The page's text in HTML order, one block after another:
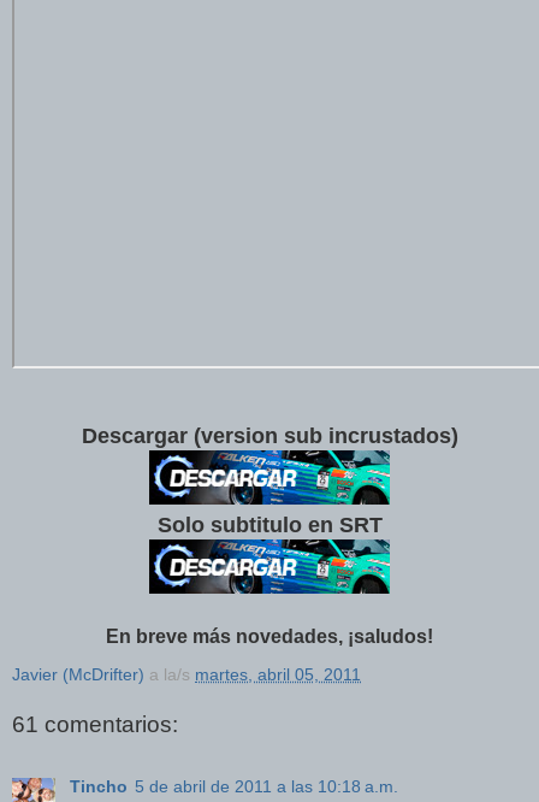
Descargar (version sub incrustados)
Solo subtitulo en SRT
En breve más novedades, ¡saludos!
Javier (McDrifter) a la/s martes, abril 05, 2011
61 comentarios:
Tincho 5 de abril de 2011 a las 10:18 a.m.